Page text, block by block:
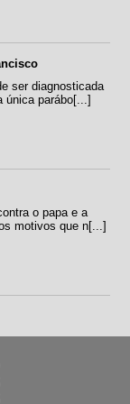
ser diagnosticada
única parábo[...]
o papa e a
motivos que n[...]